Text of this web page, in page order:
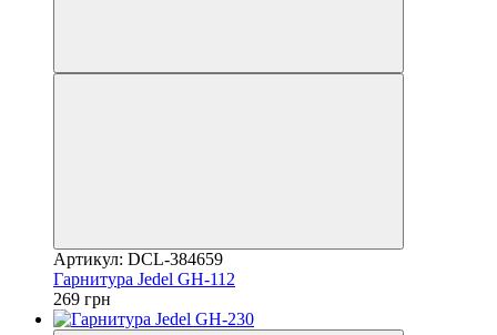
Артикул: DCL-384659
Гарнитура Jedel GH-112
269 грн